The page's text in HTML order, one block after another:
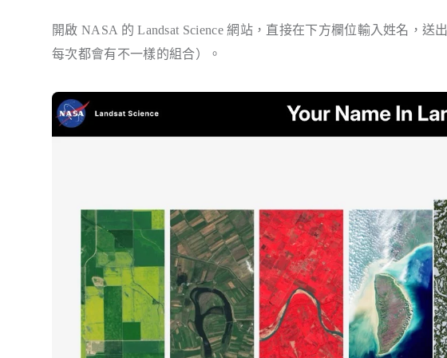
開啟 NASA 的 Landsat Science 網站，直接在下方欄位輸入姓名，
每次都會有不一樣的組合）。